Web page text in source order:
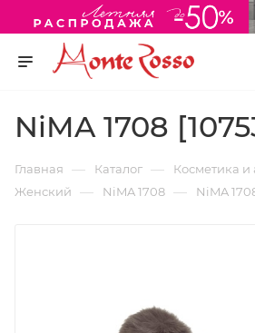
NiMA 1708
Главная — Каталог — Косметика и
Женский — NiMA 1708 — NiMA